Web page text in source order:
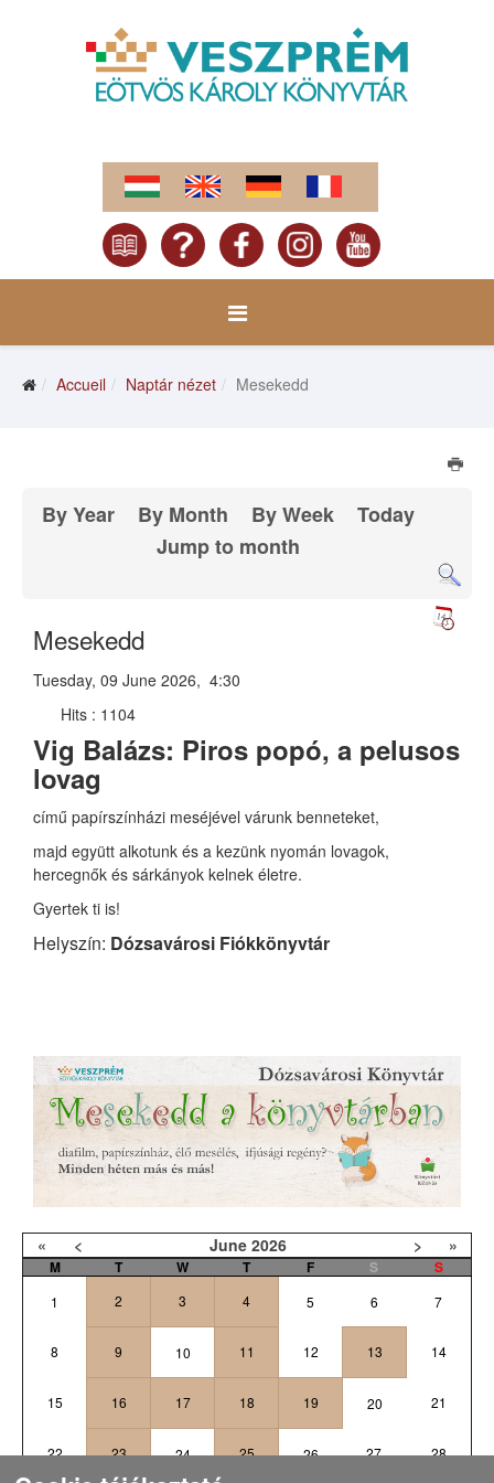
Accueil Naptár nézet Mesekedd
By Year By Month By Week
Today
Jump to month
Mesekedd
Tuesday, 09 June 2026, 4:30
Hits : 1104
Vig Balázs: Piros popó, a pelusos
lovag
című papírszínházi meséjével várunk benneteket,
majd együtt alkotunk és a kezünk nyomán lovagok,
hercegnők és sárkányok kelnek életre.
Gyertek ti is!
Helyszín: Dózsavárosi Fiókkönyvtár
« < June 2026 > »
M T W T F S S
1 2 3 4 5 6 7
8 9 10 11 12 13 14
15 16 17 18 19 20 21
22 23 24 25 26 27 28